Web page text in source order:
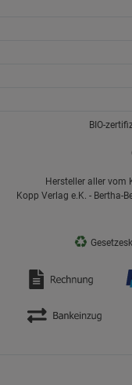
BIO-
Hersteller aller vom
Kopp Verlag e.K. - Bertha-
♻